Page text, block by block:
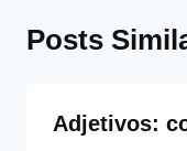
Posts
Adjetivos: